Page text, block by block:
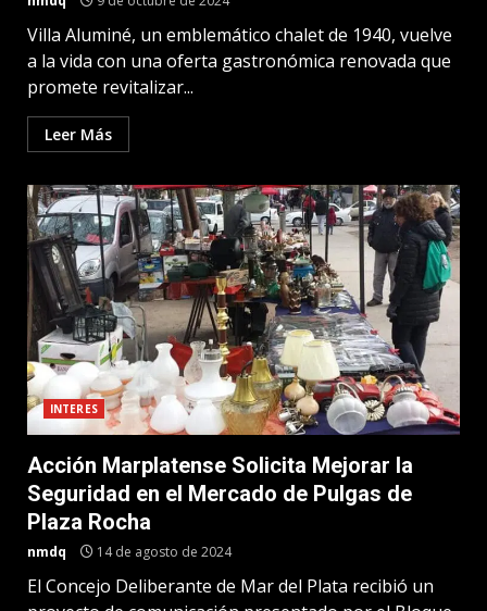
Villa Aluminé, un emblemático chalet de 1940, vuelve
a la vida con una oferta gastronómica renovada que
promete revitalizar...
Leer Más
INTERES
Acción Marplatense Solicita Mejorar la
Seguridad en el Mercado de Pulgas de
Plaza Rocha
nmdq 14 de agosto de 2024
El Concejo Deliberante de Mar del Plata recibió un